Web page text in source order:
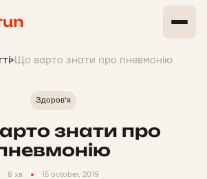
> Що варто знати про пневмонію
Здоров'я
знати про
8 хв 15 october, 2019